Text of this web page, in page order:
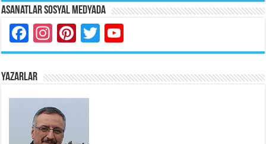
Asanatlar Sosyal Medyada
Facebook
Instagram
Pinterest
Twitter
YAZARLAR